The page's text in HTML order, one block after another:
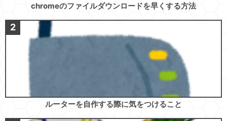
chromeのファイルダウンロードを早くする方法
ルーターを自作する際に気をつけること